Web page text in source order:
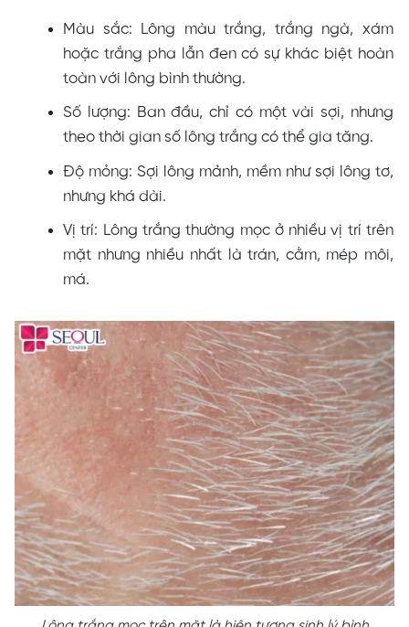
Màu sắc: Lông màu trắng, trắng ngà, xám
hoặc trắng pha lẫn đen có sự khác biệt hoàn
toàn với lông bình thường.
Số lượng: Ban đầu, chỉ có một vài sợi, nhưng
theo thời gian số lông trắng có thể gia tăng.
Độ mỏng: Sợi lông mảnh, mềm như sợi lông tơ,
nhưng khá dài.
Vị trí: Lông trắng thường mọc ở nhiều vị trí trên
mặt nhưng nhiều nhất là trán, cằm, mép môi,
má.